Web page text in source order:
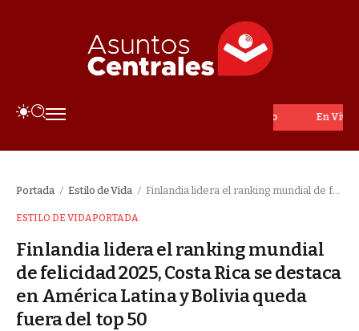
En Vivo
Portada / Estilo de Vida / Finlandia lidera el ranking mundial de felicidad 2025, Costa Rica se destaca en América Latina y Bolivia queda fuera del top 50
ESTILO DE VIDAPORTADA
Finlandia lidera el ranking mundial
de felicidad 2025, Costa Rica se destaca
en América Latina y Bolivia queda
fuera del top 50